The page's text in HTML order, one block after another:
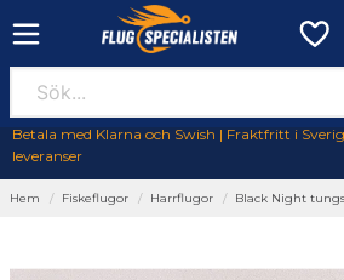
Betala med Klarna och Swish | Fraktfritt i
leveranser
Hem Fiskeflugor Harrflugor Black Night